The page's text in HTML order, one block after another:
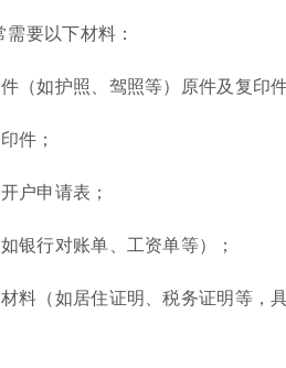
要以下材料：
（如护照、驾照等）原件及复印件
件；
户申请表；
银行对账单、工资单等）；
料（如居住证明、税务证明等，